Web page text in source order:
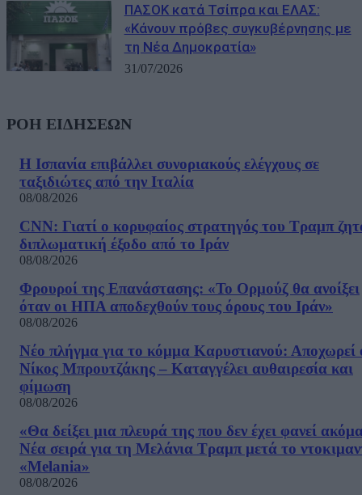
ΠΑΣΟΚ κατά Τσίπρα και ΕΛΑΣ:
«Κάνουν πρόβες συγκυβέρνησης με
τη Νέα Δημοκρατία»
31/07/2026
ΡΟΗ ΕΙΔΗΣΕΩΝ
Η Ισπανία επιβάλλει συνοριακούς ελέγχους σε
ταξιδιώτες από την Ιταλία
08/08/2026
CNN: Γιατί ο κορυφαίος στρατηγός του Τραμπ
διπλωματική έξοδο από το Ιράν
08/08/2026
Φρουροί της Επανάστασης: «Το Ορμούζ θα ανοίξει
όταν οι ΗΠΑ αποδεχθούν τους όρους του Ιράν»
08/08/2026
Νέο πλήγμα για το κόμμα Καρυστιανού: Αποχωρεί
Νίκος Μπρουτζάκης – Καταγγέλει αυθαιρεσία και
φίμωση
08/08/2026
«Θα δείξει μια πλευρά της που δεν έχει φανεί
Νέα σειρά για τη Μελάνια Τραμπ μετά το
«Melania»
08/08/2026